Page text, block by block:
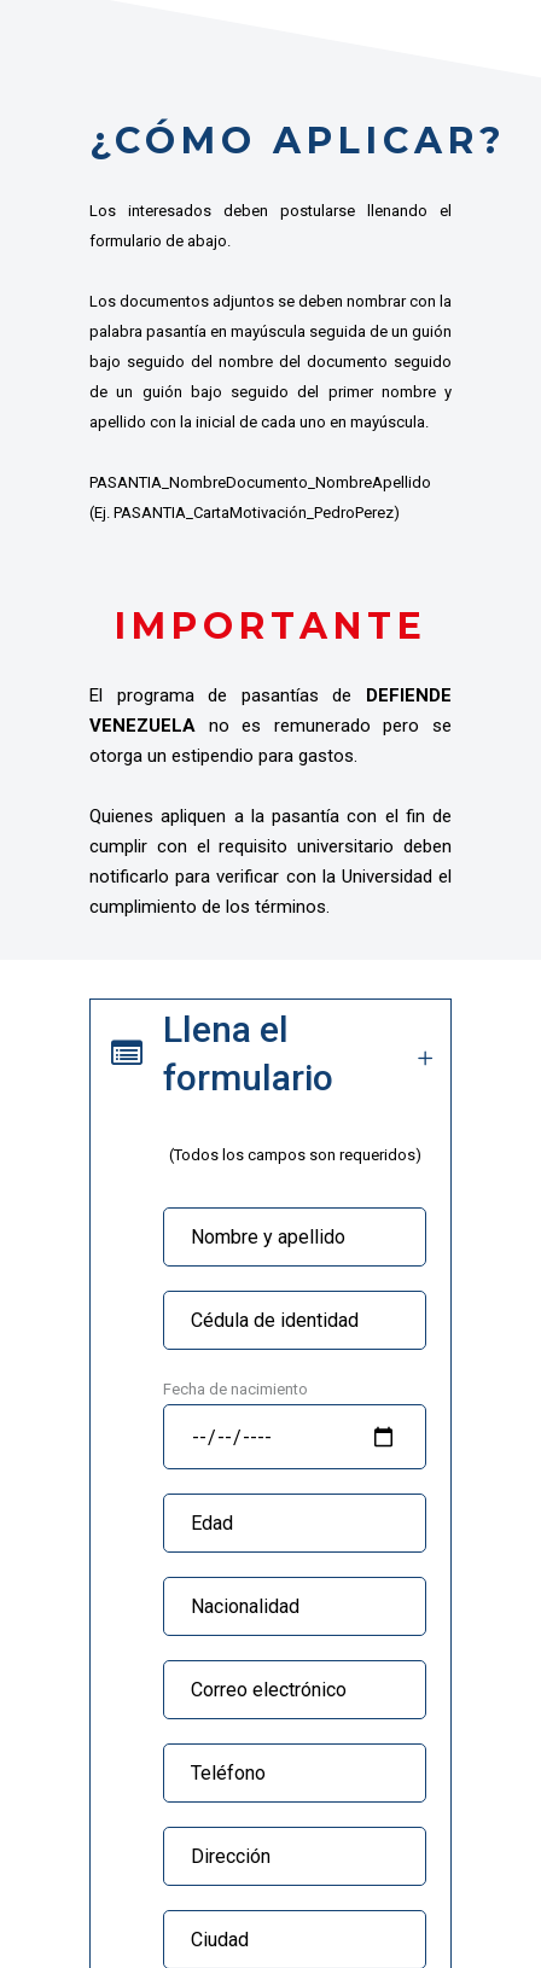
¿CÓMO APLICAR?
Los interesados deben postularse llenando el
formulario de abajo.
Los documentos adjuntos se deben nombrar con la
palabra pasantía en mayúscula seguida de un guión
bajo seguido del nombre del documento seguido
de un guión bajo seguido del primer nombre y
apellido con la inicial de cada uno en mayúscula.
PASANTIA_NombreDocumento_NombreApellido
(Ej. PASANTIA_CartaMotivación_PedroPerez)
IMPORTANTE
El programa de pasantías de DEFIENDE
VENEZUELA no es remunerado pero se
otorga un estipendio para gastos.
Quienes apliquen a la pasantía con el fin de
cumplir con el requisito universitario deben
notificarlo para verificar con la Universidad el
cumplimiento de los términos.
Llena el
formulario
(Todos los campos son requeridos)
Fecha de nacimiento